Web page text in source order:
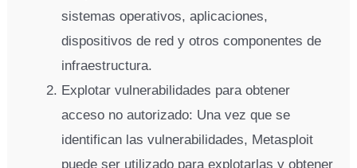
sistemas operativos, aplicaciones,
dispositivos de red y otros componentes de
infraestructura.
Explotar vulnerabilidades para obtener
acceso no autorizado: Una vez que se
identifican las vulnerabilidades, Metasploit
puede ser utilizado para explotarlas y obtener